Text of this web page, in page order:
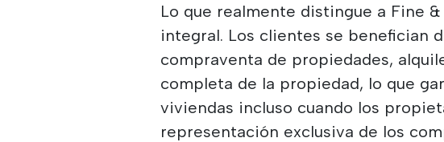
Lo que realmente distingue a Fine
integral. Los clientes se benefician
compraventa de propiedades,
completa de la propiedad, lo que
viviendas incluso cuando los
representación exclusiva de los